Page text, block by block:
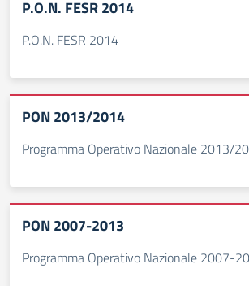
P.O.N. FESR 2014
P.O.N. FESR 2014
PON 2013/2014
Programma Operativo Nazionale 2013/
PON 2007-2013
Programma Operativo Nazionale 2007-